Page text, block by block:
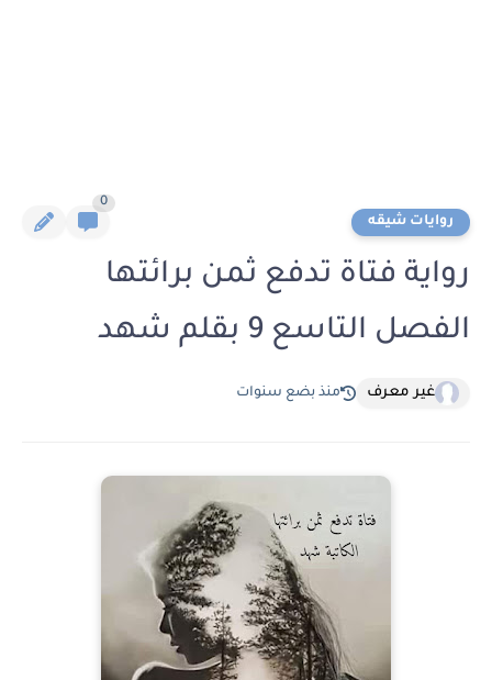
روايات شيقه
0
رواية فتاة تدفع ثمن برائتها
الفصل التاسع 9 بقلم شهد
غير معرف منذ بضع سنوات